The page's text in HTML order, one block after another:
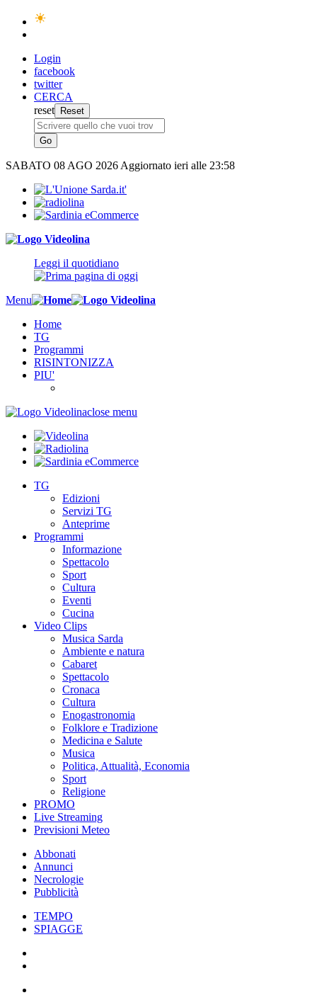
Login
facebook
twitter
CERCA
reset
SABATO 08 AGO 2026 Aggiornato ieri alle 23:58
Leggi il quotidiano
Menu
Home
TG
Programmi
RISINTONIZZA
PIU'
close menu
TG
Edizioni
Servizi TG
Anteprime
Programmi
Informazione
Spettacolo
Sport
Cultura
Eventi
Cucina
Video Clips
Musica Sarda
Ambiente e natura
Cabaret
Spettacolo
Cronaca
Cultura
Enogastronomia
Folklore e Tradizione
Medicina e Salute
Musica
Politica, Attualità, Economia
Sport
Religione
PROMO
Live Streaming
Previsioni Meteo
Abbonati
Annunci
Necrologie
Pubblicità
TEMPO
SPIAGGE